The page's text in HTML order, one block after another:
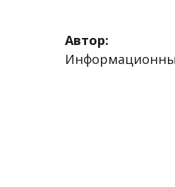
Автор: